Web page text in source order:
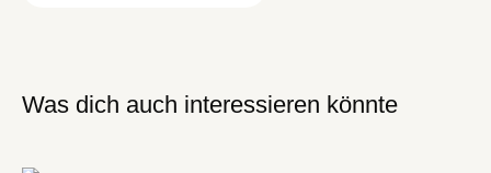
Was dich auch interessieren könnte